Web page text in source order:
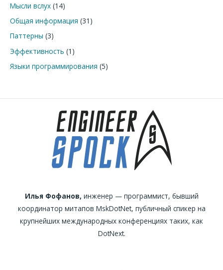
Мысли вслух (14)
Общая информация (31)
Паттерны (3)
Эффективность (1)
Языки программирования (5)
Илья Фофанов, инженер — программист, бывший
координатор митапов MskDotNet, публичный спикер на
крупнейших международных конференциях таких, как
DotNext.